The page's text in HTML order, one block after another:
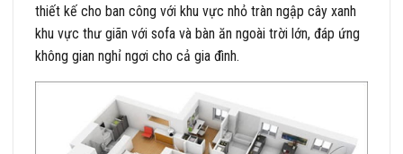
thiết kế cho ban công với khu vực nhỏ tràn ngập cây xanh
khu vực thư giãn với sofa và bàn ăn ngoài trời lớn, đáp ứng
không gian nghỉ ngơi cho cả gia đình.